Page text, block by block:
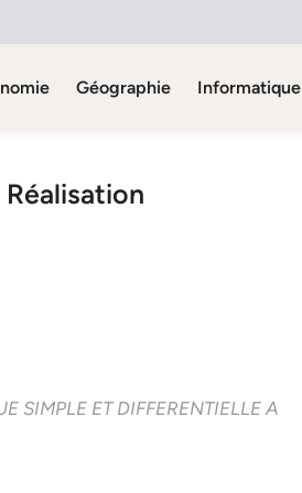
Géographie Informatique
SIMPLE ET DIFFERENTIELLE A